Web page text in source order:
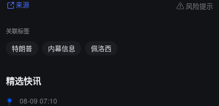
来源 风险提示
关联标签
特朗普 内幕信息 佩洛西
精选快讯
08-09 07:10